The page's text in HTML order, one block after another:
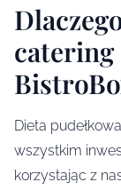
Dieta
wszystkim
korzystając z